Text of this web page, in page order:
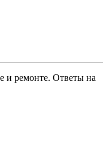
и ремонте. Ответы на